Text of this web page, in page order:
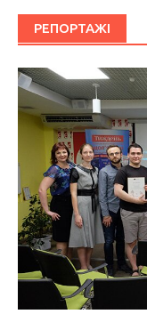
РЕПОРТАЖІ